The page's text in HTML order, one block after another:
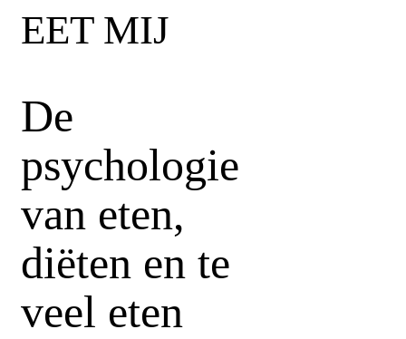
EET MIJ
De
psychologie
van eten,
diëten en te
veel eten